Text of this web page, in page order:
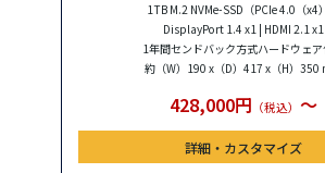
1TB M.2 NVMe-SSD（PCIe 4.0（x4）
DisplayPort 1.4 x1 | HDMI 2.1 x1
1年間センドバック方式ハードウェ
約（W）190 x（D）417 x（H）350
428,000円 （税込） 〜
詳細・カスタマイズ